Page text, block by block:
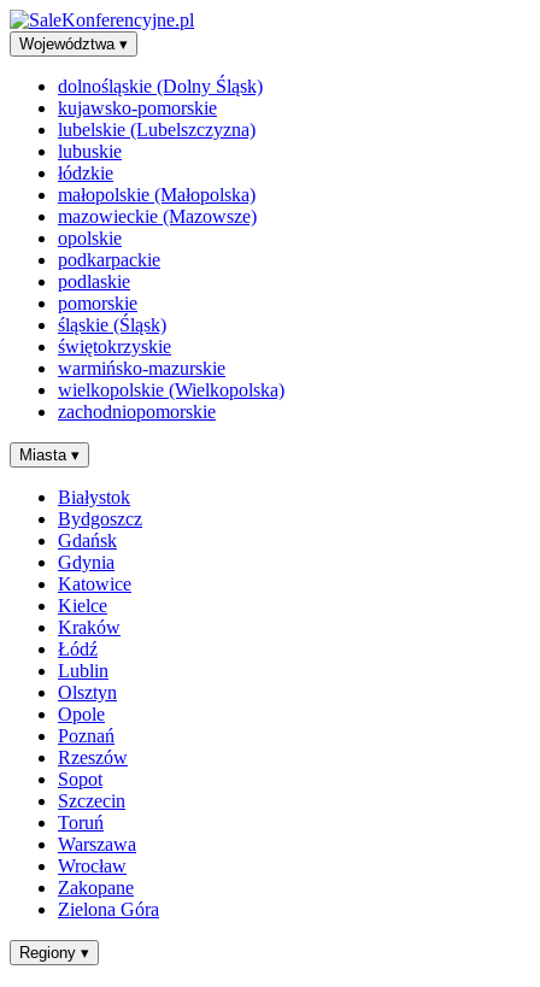
Województwa ▾
dolnośląskie (Dolny Śląsk)
kujawsko-pomorskie
lubelskie (Lubelszczyzna)
lubuskie
łódzkie
małopolskie (Małopolska)
mazowieckie (Mazowsze)
opolskie
podkarpackie
podlaskie
pomorskie
śląskie (Śląsk)
świętokrzyskie
warmińsko-mazurskie
wielkopolskie (Wielkopolska)
zachodniopomorskie
Miasta ▾
Białystok
Bydgoszcz
Gdańsk
Gdynia
Katowice
Kielce
Kraków
Łódź
Lublin
Olsztyn
Opole
Poznań
Rzeszów
Sopot
Szczecin
Toruń
Warszawa
Wrocław
Zakopane
Zielona Góra
Regiony ▾